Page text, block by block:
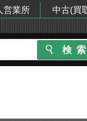
営業所 中古(買